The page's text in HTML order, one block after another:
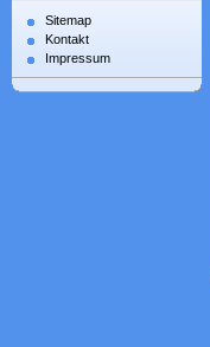
Sitemap
Kontakt
Impressum